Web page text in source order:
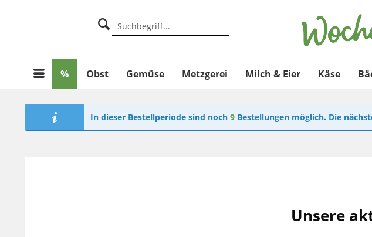
% Obst Gemüse Metzgerei Milch & Eier Käse
In dieser Bestellperiode sind noch 9 Bestellungen möglich. Die
Unsere